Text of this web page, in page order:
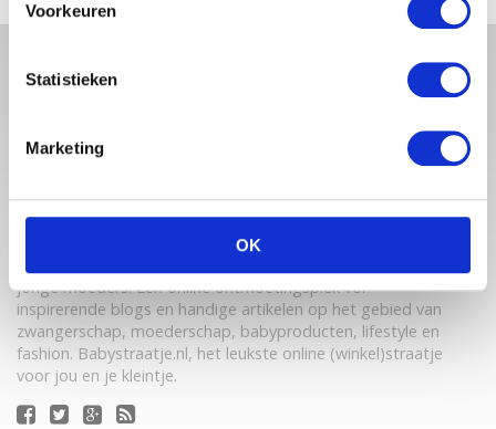
Voorkeuren
Statistieken
Marketing
OK
Babystraatje.nl is een uniek platform voor aanstaande en
jonge moeders. Een online ontmoetingsplek vol
inspirerende blogs en handige artikelen op het gebied van
zwangerschap, moederschap, babyproducten, lifestyle en
fashion. Babystraatje.nl, het leukste online (winkel)straatje
voor jou en je kleintje.